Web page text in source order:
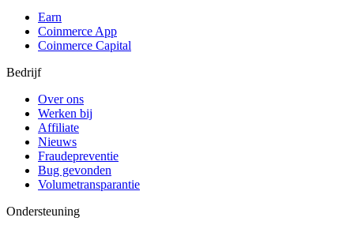
Earn
Coinmerce App
Coinmerce Capital
Bedrijf
Over ons
Werken bij
Affiliate
Nieuws
Fraudepreventie
Bug gevonden
Volumetransparantie
Ondersteuning